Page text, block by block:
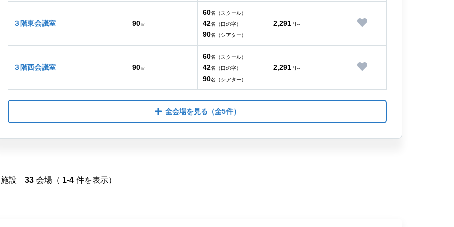
３階東会議室 90㎡
60名（スクール）
42名（口の字）
90名（シアター）
2,291円～
３階西会議室 90㎡
60名（スクール）
42名（口の字）
90名（シアター）
2,291円～
全会場を見る （全5件）
設 33 会場（ 1-4 件を表示）